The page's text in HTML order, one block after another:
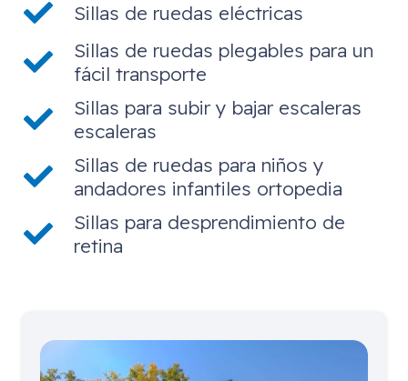
Sillas de ruedas eléctricas
Sillas de ruedas plegables para un
fácil transporte
Sillas para subir y bajar escaleras
escaleras
Sillas de ruedas para niños y
andadores infantiles ortopedia
Sillas para desprendimiento de
retina